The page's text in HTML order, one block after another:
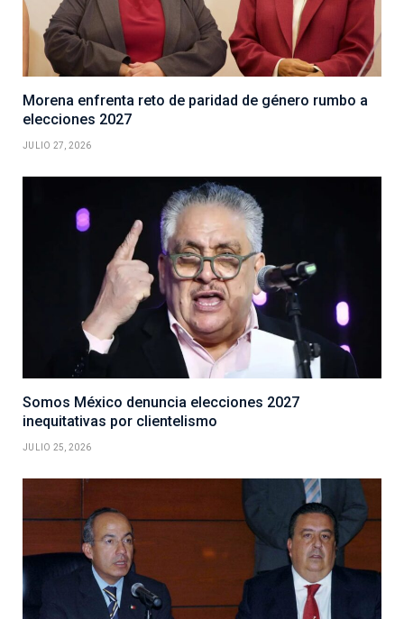
Morena enfrenta reto de paridad de género rumbo a
elecciones 2027
JULIO 27, 2026
Somos México denuncia elecciones 2027
inequitativas por clientelismo
JULIO 25, 2026